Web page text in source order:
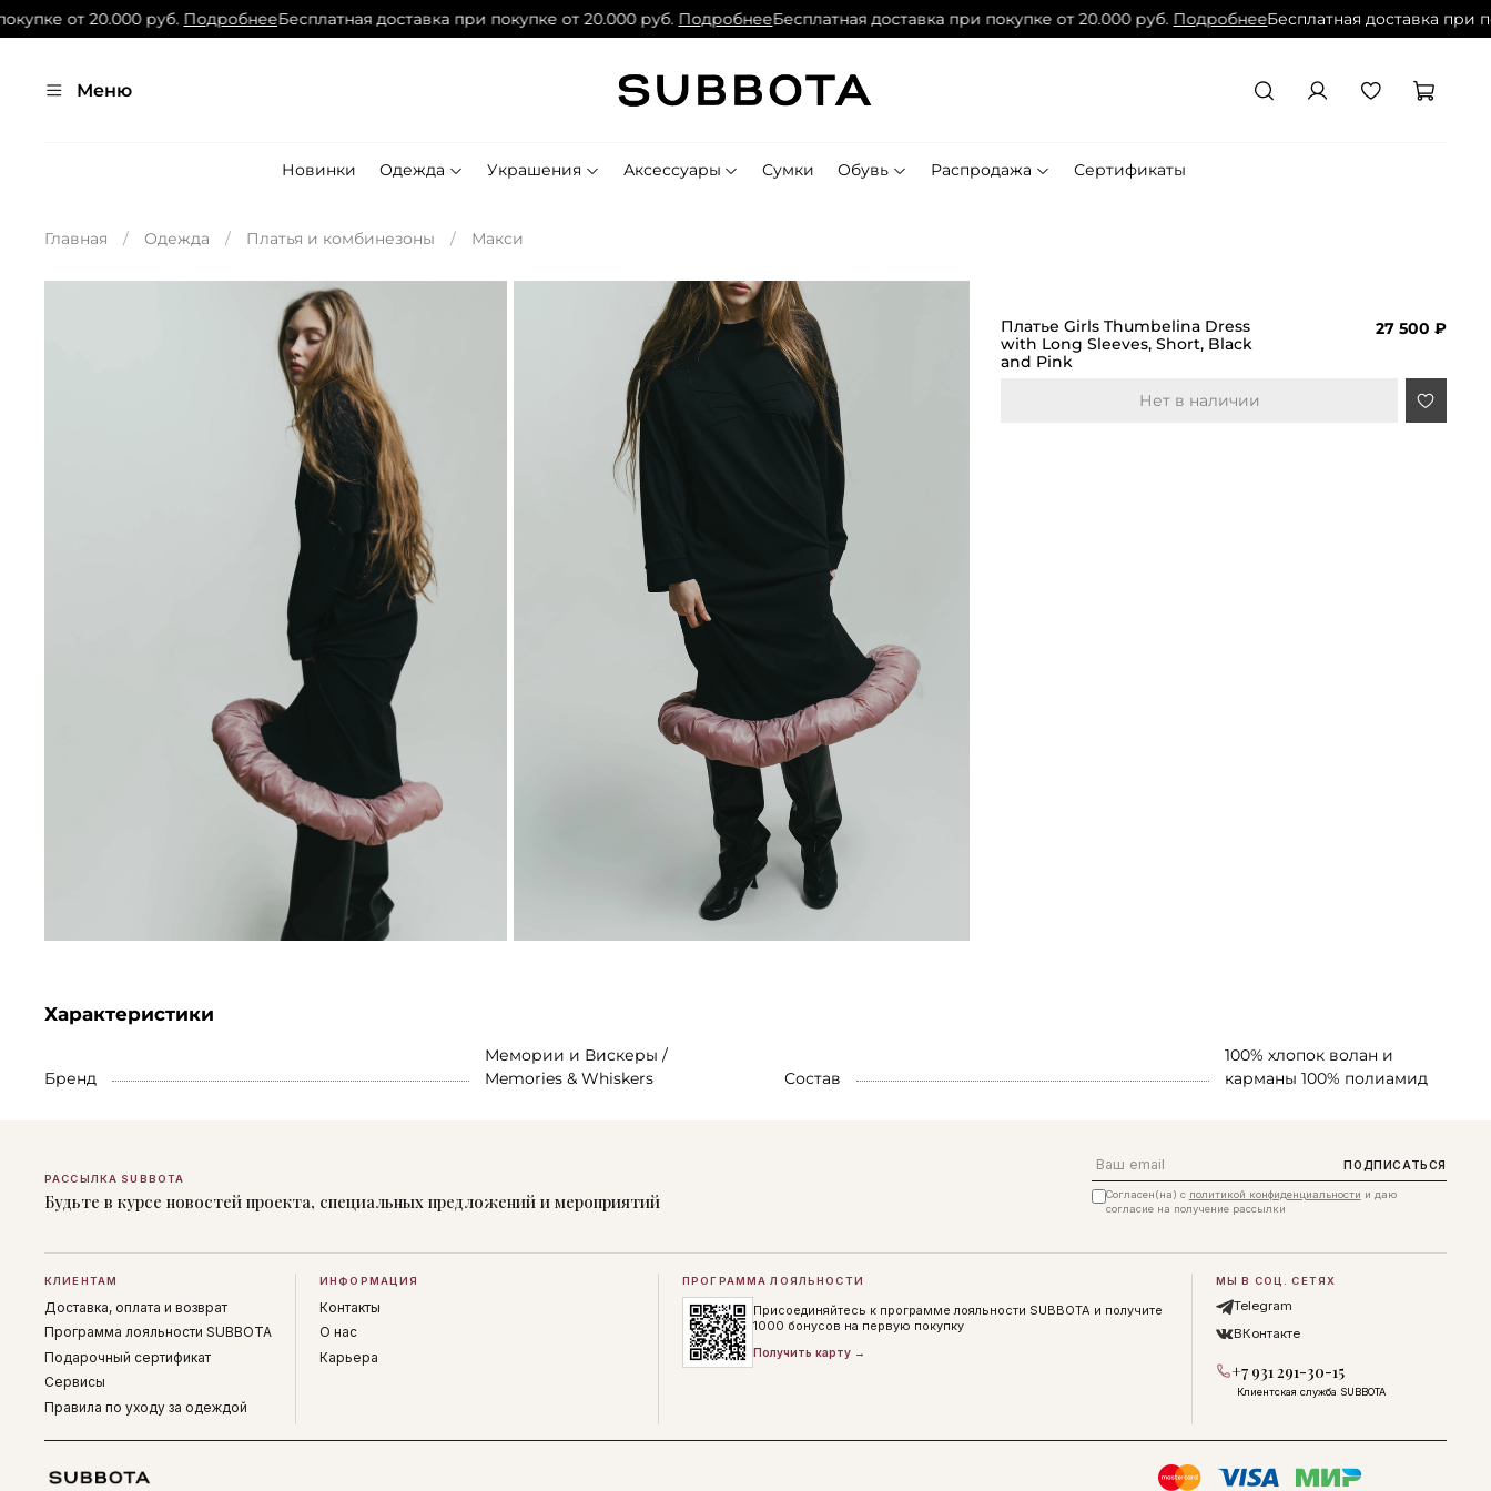
от 20.000 руб.ПодробнееБесплатная доставка при покупке от 20.000 руб.ПодробнееБесплатная доставка при покупке от 20.000 руб.ПодробнееБесплатная доставка при
Меню
Новинки Одежда Украшения Аксессуары Сумки Обувь Распродажа Сертификаты
Главная Одежда Платья и комбинезоны Макси
Платье Girls Thumbelina Dress
with Long Sleeves, Short, Black
and Pink
27 500 ₽
Нет в наличии
Характеристики
Бренд
Мемории и Вискеры /
Memories & Whiskers
Состав
100% хлопок волан и
карманы 100% полиамид
РАССЫЛКА SUBBOTA
Будьте в курсе новостей проекта, специальных предложений и мероприятий
Email ПОДПИСАТЬСЯ
Согласен(на) с политикой конфиденциальности и даю
согласие на получение рассылки
КЛИЕНТАМ
Доставка, оплата и возврат
Программа лояльности SUBBOTA
Подарочный сертификат
Сервисы
Правила по уходу за одеждой
ИНФОРМАЦИЯ
Контакты
О нас
Карьера
ПРОГРАММА ЛОЯЛЬНОСТИ
Присоединяйтесь к программе лояльности SUBBOTA и получите
1000 бонусов на первую покупку
Получить карту →
МЫ В СОЦ. СЕТЯХ
Telegram
ВКонтакте
+7 931 291-30-15
Клиентская служба SUBBOTA